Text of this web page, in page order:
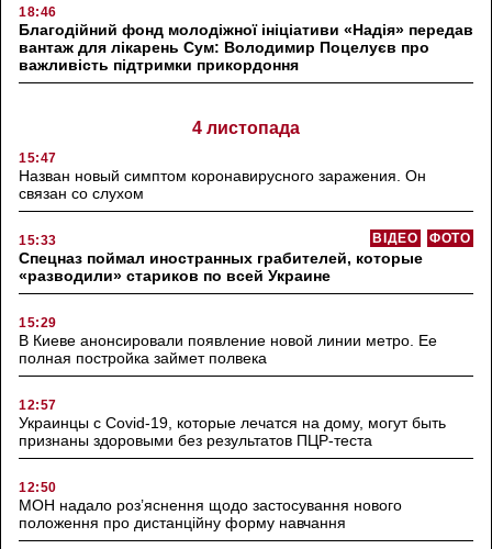
18:46
Благодійний фонд молодіжної ініціативи «Надія» передав
вантаж для лікарень Сум: Володимир Поцелуєв про
важливість підтримки прикордоння
4 листопада
15:47
Назван новый симптом коронавирусного заражения. Он
связан со слухом
15:33 ФОТО
ВІДЕО
Спецназ поймал иностранных грабителей, которые
«разводили» стариков по всей Украине
15:29
В Киеве анонсировали появление новой линии метро. Ее
полная постройка займет полвека
12:57
Украинцы с Covid-19, которые лечатся на дому, могут быть
признаны здоровыми без результатов ПЦР-теста
12:50
МОН надало роз’яснення щодо застосування нового
положення про дистанційну форму навчання